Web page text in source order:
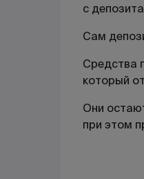
с
Сам
Средства
который
Они
при этом